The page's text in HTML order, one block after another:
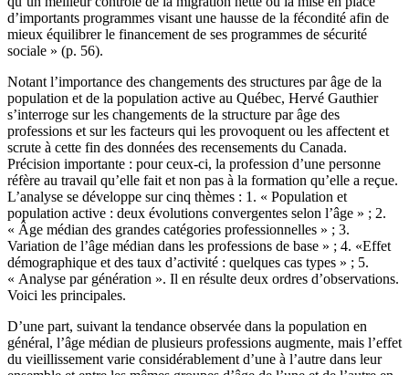
d’importants programmes visant une hausse de la fécondité afin de
mieux équilibrer le financement de ses programmes de sécurité
sociale » (p. 56).
Notant l’importance des changements des structures par âge de la
population et de la population active au Québec, Hervé Gauthier
s’interroge sur les changements de la structure par âge des
professions et sur les facteurs qui les provoquent ou les affectent et
scrute à cette fin des données des recensements du Canada.
Précision importante : pour ceux-ci, la profession d’une personne
réfère au travail qu’elle fait et non pas à la formation qu’elle a reçue.
L’analyse se développe sur cinq thèmes : 1. « Population et
population active : deux évolutions convergentes selon l’âge » ; 2.
« Âge médian des grandes catégories professionnelles » ; 3.
Variation de l’âge médian dans les professions de base » ; 4. «Effet
démographique et des taux d’activité : quelques cas types » ; 5.
« Analyse par génération ». Il en résulte deux ordres d’observations.
Voici les principales.
D’une part, suivant la tendance observée dans la population en
général, l’âge médian de plusieurs professions augmente, mais l’effet
du vieillissement varie considérablement d’une à l’autre dans leur